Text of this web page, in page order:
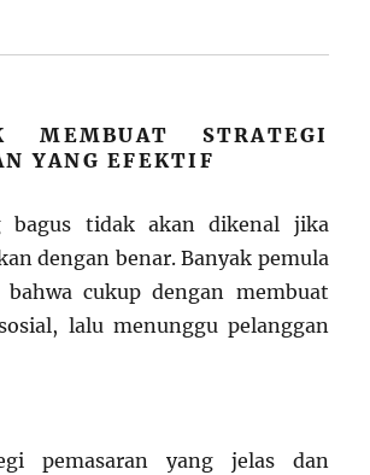
STRATEGI
YANG EFEKTIF
bagus tidak akan dikenal jika
dengan benar. Banyak pemula
bahwa cukup dengan membuat
lalu menunggu pelanggan
pemasaran yang jelas dan